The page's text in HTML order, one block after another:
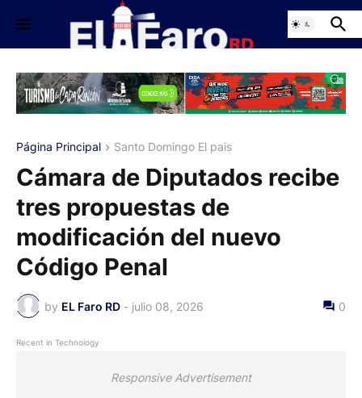
Página Principal Santo Domingo El pais
Cámara de Diputados recibe
tres propuestas de
modificación del nuevo
Código Penal
by EL Faro RD - julio 08, 2026 0
Recent in Technology
Responsive Advertisement